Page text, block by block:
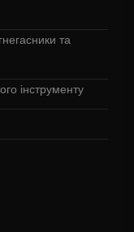
та
інструменту